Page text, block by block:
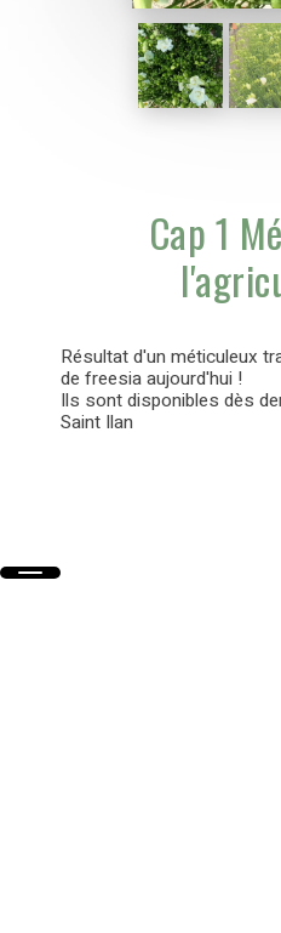
Cap 1
Résultat d'un méticuleux
de freesia aujourd'hui !
Ils sont disponibles dès
Saint Ilan